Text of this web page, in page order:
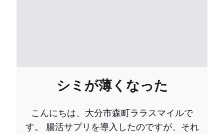
シミが薄くなった
こんにちは、大分市森町ララスマイルで
す。 腸活サプリを導入したのですが、それ